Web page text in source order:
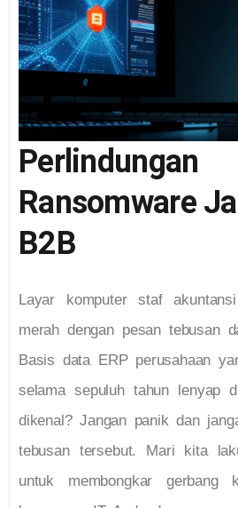
Perlindungan
Ransomware
B2B
Layar komputer staf
merah dengan pesan tebusan
Basis data ERP perusahaan
selama sepuluh tahun lenyap
dikenal? Jangan panik dan
tebusan tersebut. Mari kita
untuk membongkar gerbang